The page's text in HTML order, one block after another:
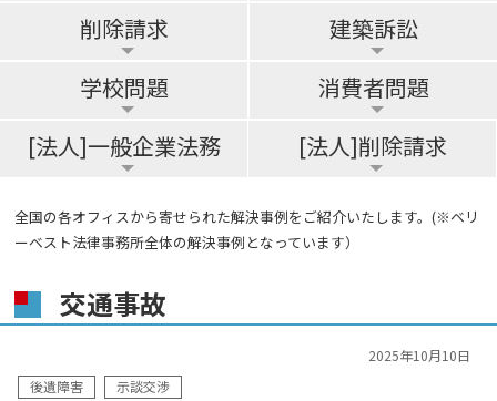
削除請求
建築訴訟
学校問題
消費者問題
[法人]一般企業法務
[法人]削除請求
全国の各オフィスから寄せられた解決事例をご紹介いたします。(※ベリ
ーベスト法律事務所全体の解決事例となっています）
交通事故
2025年10月10日
後遺障害
示談交渉